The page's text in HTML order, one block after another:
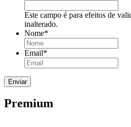
Este campo é para efeitos de
inalterado.
Nome*
Email*
Premium